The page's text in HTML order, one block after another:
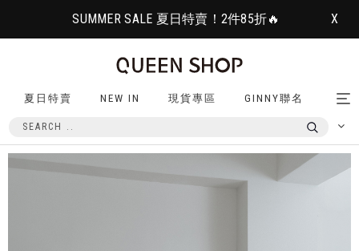
SUMMER SALE 夏日特賣！2件85折🔥 X
夏日特賣 NEW IN 現貨專區 GINNY聯名